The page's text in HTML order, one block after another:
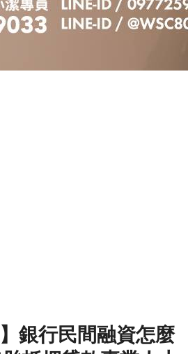
銀行民間融資怎麼